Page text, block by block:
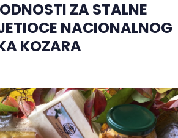
ZA STALNE
NACIONALNOG
KOZARA